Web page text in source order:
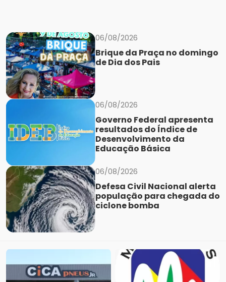
06/08/2026
Brique da Praça no domingo
de Dia dos Pais
06/08/2026
Governo Federal apresenta
resultados do Índice de
Desenvolvimento da
Educação Básica
06/08/2026
Defesa Civil Nacional alerta
população para chegada do
ciclone bomba